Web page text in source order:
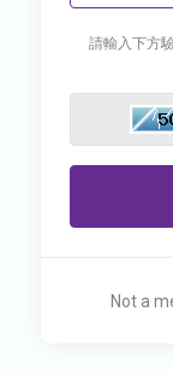
請輸入下方
Not a